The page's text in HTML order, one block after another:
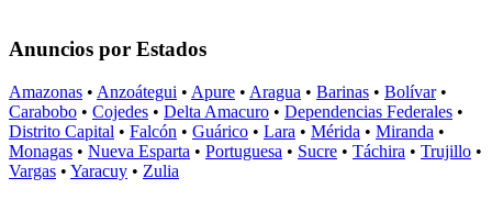
Anuncios por Estados
Amazonas • Anzoátegui • Apure • Aragua • Barinas • Bolívar•
Carabobo • Cojedes • Delta Amacuro • Dependencias Federales •
Distrito Capital • Falcón • Guárico • Lara • Mérida • Miranda •
Monagas • Nueva Esparta • Portuguesa • Sucre • Táchira • Trujillo •
Vargas • Yaracuy • Zulia